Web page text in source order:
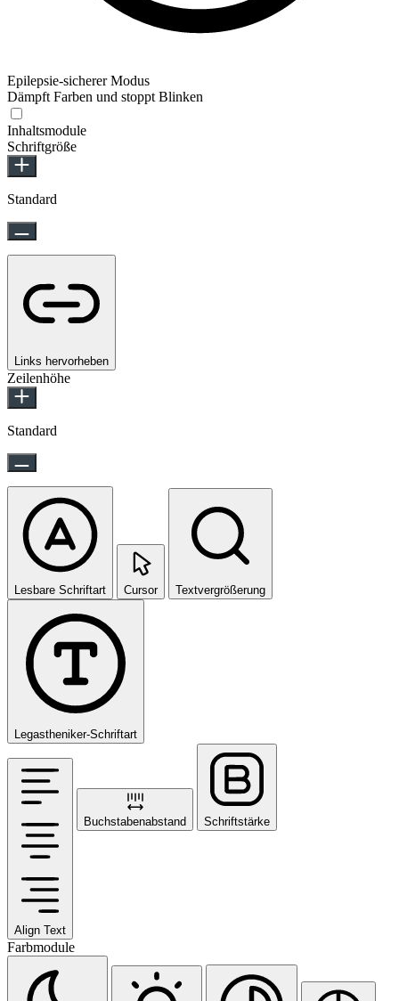
Epilepsie-sicherer Modus
Dämpft Farben und stoppt Blinken
Inhaltsmodule
Schriftgröße
Standard
Links hervorheben
Zeilenhöhe
Standard
Lesbare Schriftart Cursor Textvergrößerung
Legastheniker-Schriftart
Align Text
Buchstabenabstand Schriftstärke
Farbmodule